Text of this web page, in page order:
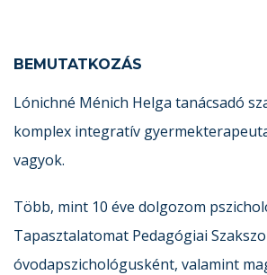
BEMUTATKOZÁS
Lónichné Ménich Helga tanácsadó
komplex integratív
vagyok.
Több, mint 10 éve dolgozom
Tapasztalatomat Pedagógiai
óvodapszichológusként, valamint